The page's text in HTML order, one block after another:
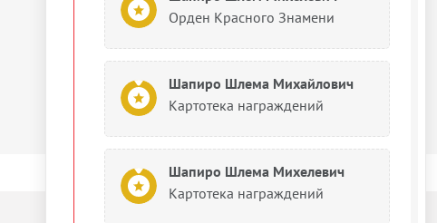
Орден Красного Знамени
Шапиро Шлема Михайлович
Картотека награждений
Шапиро Шлема Михелевич
Картотека награждений